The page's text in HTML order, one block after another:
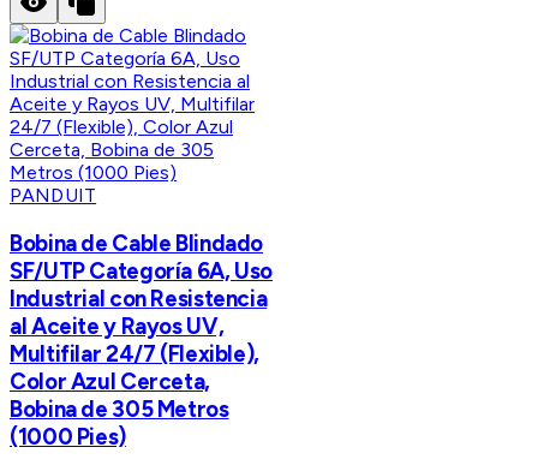
PANDUIT
Bobina de Cable Blindado
SF/UTP Categoría 6A, Uso
Industrial con Resistencia
al Aceite y Rayos UV,
Multifilar 24/7 (Flexible),
Color Azul Cerceta,
Bobina de 305 Metros
(1000 Pies)